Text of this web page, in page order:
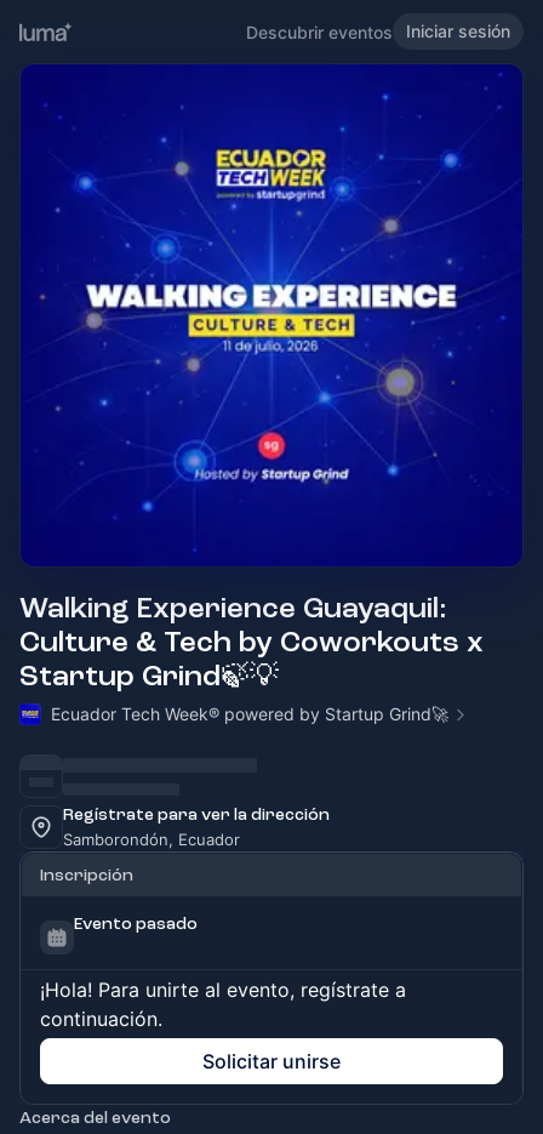
Descubrir eventos Iniciar sesión
Walking Experience Guayaquil:
Culture & Tech by Coworkouts x
Startup Grind🍃💡
Ecuador Tech Week® powered by Startup Grind🚀
Regístrate para ver la dirección
Samborondón, Ecuador
Inscripción
Evento pasado
¡Hola! Para unirte al evento, regístrate a
continuación.
Solicitar unirse
Acerca del evento